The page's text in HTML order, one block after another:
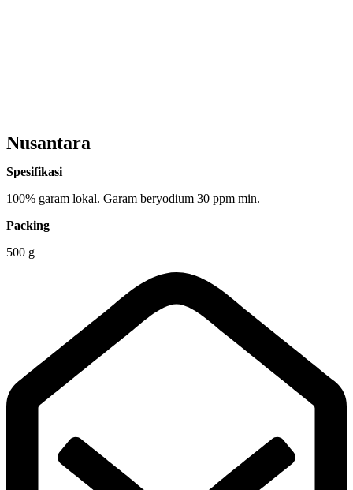
Nusantara
Spesifikasi
100% garam lokal. Garam beryodium 30 ppm min.
Packing
500 g